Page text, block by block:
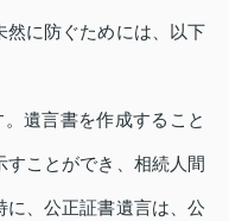
然に防ぐためには、以下
遺言書を作成すること
すことができ、相続人間
、公正証書遺言は、公